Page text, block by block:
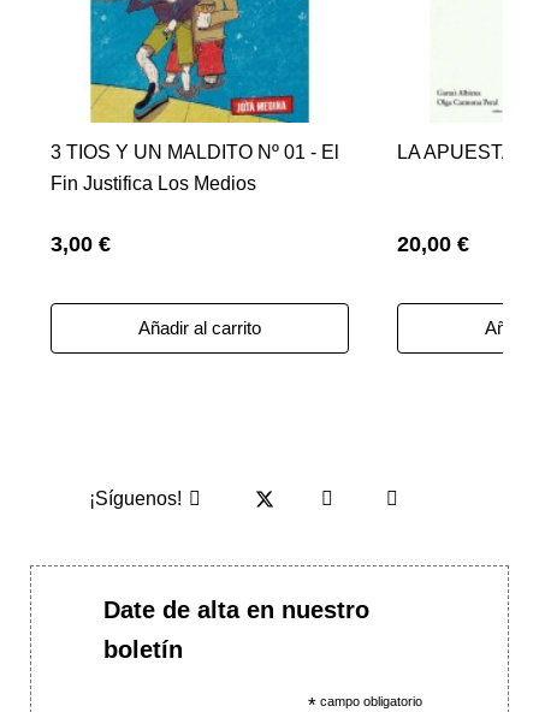
3 TIOS Y UN MALDITO Nº 01 - El
Fin Justifica Los Medios
3,00 €
Añadir al carrito
LA APUESTA
20,00 €
¡Síguenos!
Date de alta en nuestro
boletín
* campo obligatorio